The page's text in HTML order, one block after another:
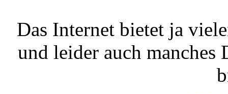
Das Internet bietet ja
und leider auch